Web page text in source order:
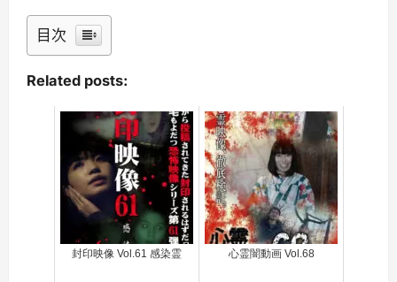
目次
Related posts:
封印映像 Vol.61 感染霊 心霊闇動画 Vol.68